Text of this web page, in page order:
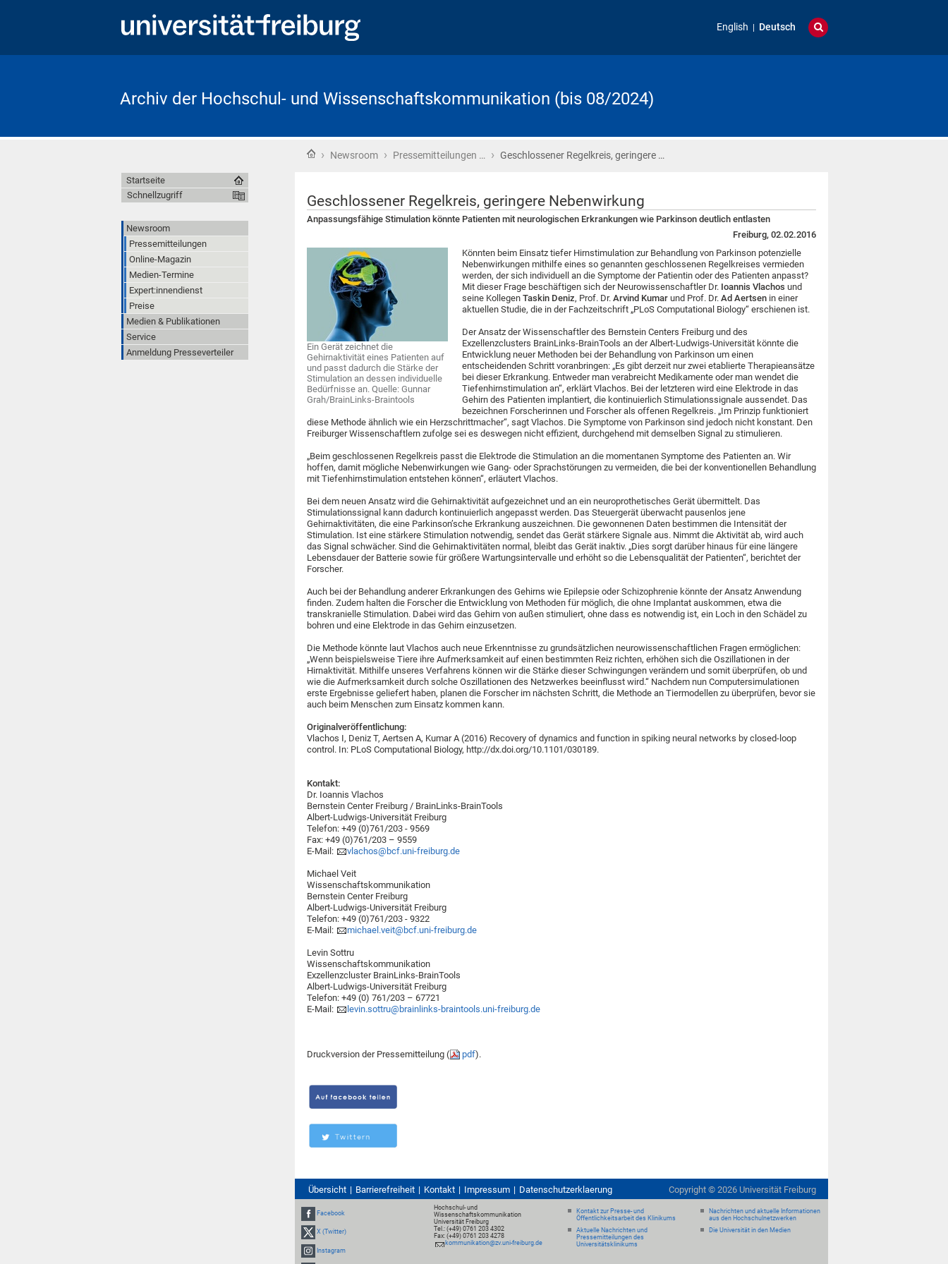
English Deutsch
Archiv der Hochschul- und Wissenschaftskommunikation (bis 08/2024)
Startseite
› Newsroom › Pressemitteilungen … › Geschlossener Regelkreis, geringere …
Geschlossener Regelkreis, geringere Nebenwirkung
Anpassungsfähige Stimulation könnte Patienten mit neurologischen Erkrankungen wie Parkinson deutlich entlasten
Freiburg, 02.02.2016
Ein Gerät zeichnet die
Gehirnaktivität eines Patienten auf
und passt dadurch die Stärke der
Stimulation an dessen individuelle
Bedürfnisse an. Quelle: Gunnar
Grah/BrainLinks-Braintools
Könnten beim Einsatz tiefer Hirnstimulation zur Behandlung von Parkinson potenzielle
Nebenwirkungen mithilfe eines so genannten geschlossenen Regelkreises vermieden
werden, der sich individuell an die Symptome der Patientin oder des Patienten anpasst?
Mit dieser Frage beschäftigen sich der Neurowissenschaftler Dr. Ioannis Vlachos und
seine Kollegen Taskin Deniz, Prof. Dr. Arvind Kumar und Prof. Dr. Ad Aertsen in einer
aktuellen Studie, die in der Fachzeitschrift „PLoS Computational Biology“ erschienen ist.
Der Ansatz der Wissenschaftler des Bernstein Centers Freiburg und des
Exzellenzclusters BrainLinks-BrainTools an der Albert-Ludwigs-Universität könnte die
Entwicklung neuer Methoden bei der Behandlung von Parkinson um einen
entscheidenden Schritt voranbringen: „Es gibt derzeit nur zwei etablierte Therapieansätze
bei dieser Erkrankung. Entweder man verabreicht Medikamente oder man wendet die
Tiefenhirnstimulation an“, erklärt Vlachos. Bei der letzteren wird eine Elektrode in das
Gehirn des Patienten implantiert, die kontinuierlich Stimulationssignale aussendet. Das
bezeichnen Forscherinnen und Forscher als offenen Regelkreis. „Im Prinzip funktioniert
diese Methode ähnlich wie ein Herzschrittmacher“, sagt Vlachos. Die Symptome von Parkinson sind jedoch nicht konstant. Den
Freiburger Wissenschaftlern zufolge sei es deswegen nicht effizient, durchgehend mit demselben Signal zu stimulieren.
„Beim geschlossenen Regelkreis passt die Elektrode die Stimulation an die momentanen Symptome des Patienten an. Wir
hoffen, damit mögliche Nebenwirkungen wie Gang- oder Sprachstörungen zu vermeiden, die bei der konventionellen Behandlung
mit Tiefenhirnstimulation entstehen können“, erläutert Vlachos.
Bei dem neuen Ansatz wird die Gehirnaktivität aufgezeichnet und an ein neuroprothetisches Gerät übermittelt. Das
Stimulationssignal kann dadurch kontinuierlich angepasst werden. Das Steuergerät überwacht pausenlos jene
Gehirnaktivitäten, die eine Parkinson’sche Erkrankung auszeichnen. Die gewonnenen Daten bestimmen die Intensität der
Stimulation. Ist eine stärkere Stimulation notwendig, sendet das Gerät stärkere Signale aus. Nimmt die Aktivität ab, wird auch
das Signal schwächer. Sind die Gehirnaktivitäten normal, bleibt das Gerät inaktiv. „Dies sorgt darüber hinaus für eine längere
Lebensdauer der Batterie sowie für größere Wartungsintervalle und erhöht so die Lebensqualität der Patienten“, berichtet der
Forscher.
Auch bei der Behandlung anderer Erkrankungen des Gehirns wie Epilepsie oder Schizophrenie könnte der Ansatz Anwendung
finden. Zudem halten die Forscher die Entwicklung von Methoden für möglich, die ohne Implantat auskommen, etwa die
transkranielle Stimulation. Dabei wird das Gehirn von außen stimuliert, ohne dass es notwendig ist, ein Loch in den Schädel zu
bohren und eine Elektrode in das Gehirn einzusetzen.
Die Methode könnte laut Vlachos auch neue Erkenntnisse zu grundsätzlichen neurowissenschaftlichen Fragen ermöglichen:
„Wenn beispielsweise Tiere ihre Aufmerksamkeit auf einen bestimmten Reiz richten, erhöhen sich die Oszillationen in der
Hirnaktivität. Mithilfe unseres Verfahrens können wir die Stärke dieser Schwingungen verändern und somit überprüfen, ob und
wie die Aufmerksamkeit durch solche Oszillationen des Netzwerkes beeinflusst wird.“ Nachdem nun Computersimulationen
erste Ergebnisse geliefert haben, planen die Forscher im nächsten Schritt, die Methode an Tiermodellen zu überprüfen, bevor sie
auch beim Menschen zum Einsatz kommen kann.
Originalveröffentlichung:
Vlachos I, Deniz T, Aertsen A, Kumar A (2016) Recovery of dynamics and function in spiking neural networks by closed-loop
control. In: PLoS Computational Biology, http://dx.doi.org/10.1101/030189.
Kontakt:
Dr. Ioannis Vlachos
Bernstein Center Freiburg / BrainLinks-BrainTools
Albert-Ludwigs-Universität Freiburg
Telefon: +49 (0)761/203 - 9569
Fax: +49 (0)761/203 – 9559
E-Mail:
vlachos@bcf.uni-freiburg.de
Michael Veit
Wissenschaftskommunikation
Bernstein Center Freiburg
Albert-Ludwigs-Universität Freiburg
Telefon: +49 (0)761/203 - 9322
E-Mail:
michael.veit@bcf.uni-freiburg.de
Levin Sottru
Wissenschaftskommunikation
Exzellenzcluster BrainLinks-BrainTools
Albert-Ludwigs-Universität Freiburg
Telefon: +49 (0) 761/203 – 67721
E-Mail:
levin.sottru@brainlinks-braintools.uni-freiburg.de
Druckversion der Pressemitteilung ( pdf).
Startseite
Schnellzugriff
Newsroom
Pressemitteilungen
Online-Magazin
Medien-Termine
Expert:innendienst
Preise
Medien & Publikationen
Service
Anmeldung Presseverteiler
Übersicht Barrierefreiheit Kontakt Impressum Datenschutzerklaerung Copyright © 2026 Universität Freiburg
Facebook
X (Twitter)
Instagram
Hochschul- und
Wissenschaftskommunikation
Universität Freiburg
Tel.: (+49) 0761 203 4302
Fax: (+49) 0761 203 4278
kommunikation@zv.uni-freiburg.de
Kontakt zur Presse- und
Öffentlichkeitsarbeit des Klinikums
Aktuelle Nachrichten und
Pressemitteilungen des
Universitätsklinikums
Nachrichten und aktuelle Informationen
aus den Hochschulnetzwerken
Die Universität in den Medien